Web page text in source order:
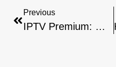
Previous
IPTV Premium: Waarom Kiezen Voor Een IPTV-Abonnement?